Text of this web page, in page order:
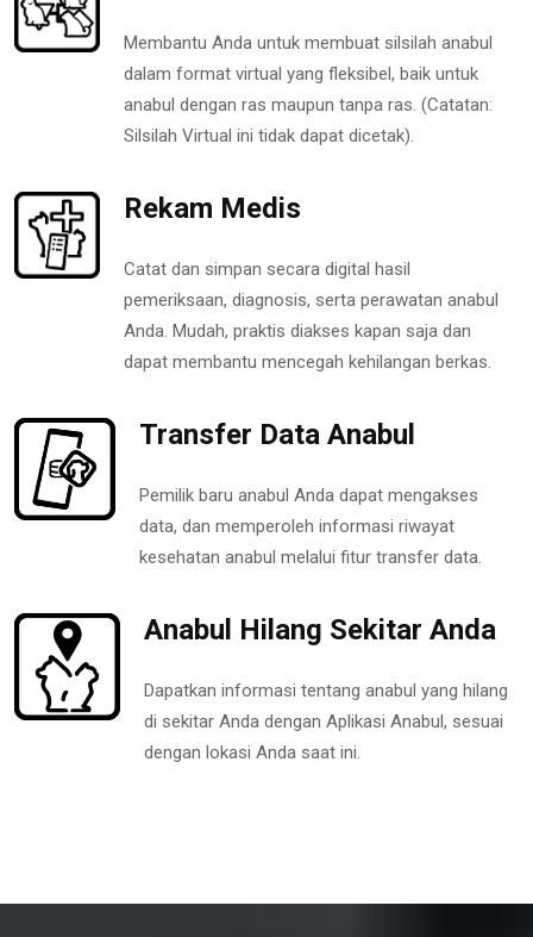
Membantu Anda untuk membuat silsilah anabul
dalam format virtual yang fleksibel, baik untuk
anabul dengan ras maupun tanpa ras. (Catatan:
Silsilah Virtual ini tidak dapat dicetak).
Rekam Medis
Catat dan simpan secara digital hasil
pemeriksaan, diagnosis, serta perawatan anabul
Anda. Mudah, praktis diakses kapan saja dan
dapat membantu mencegah kehilangan berkas.
Transfer Data Anabul
Pemilik baru anabul Anda dapat mengakses
data, dan memperoleh informasi riwayat
kesehatan anabul melalui fitur transfer data.
Anabul Hilang Sekitar Anda
Dapatkan informasi tentang anabul yang hilang
di sekitar Anda dengan Aplikasi Anabul, sesuai
dengan lokasi Anda saat ini.